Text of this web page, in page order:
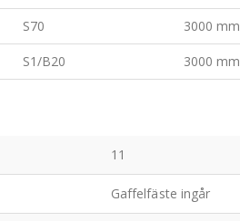
S70 3000 mm
S1/B20 3000 mm
11
Gaffelfäste ingår